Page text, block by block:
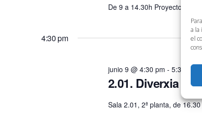
a la
el
De 9 a 14.30h Proyecto
4:30 pm
2.01. Diverxia
junio 9 @ 4:30 pm - 5:30 pm
Sala 2.01, 2ª planta, de